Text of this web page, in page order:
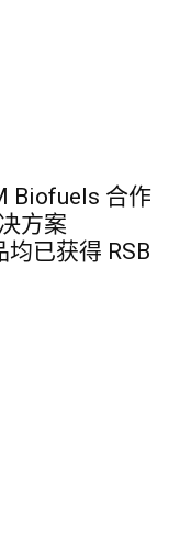
Biofuels 合作
方案
已获得 RSB